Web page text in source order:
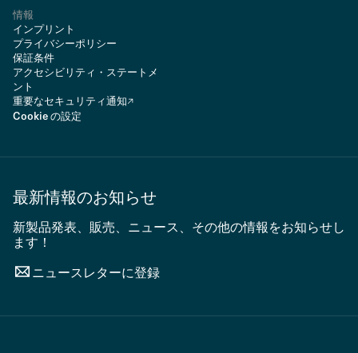
情報
インプリント
プライバシーポリシー
保証条件
アクセシビリティ・ステートメ
ント
重要なセキュリティ通知
Cookie の設定
最新情報のお知らせ
新製品発表、販売、ニュース、その他の情報をお知らせし
ます！
ニュースレターに登録